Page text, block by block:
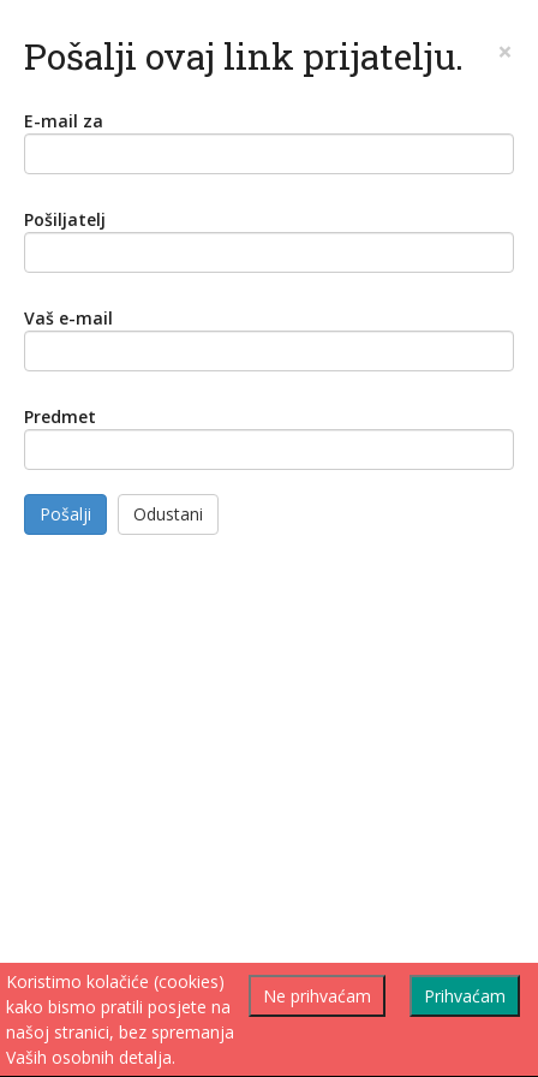
Pošalji ovaj link prijatelju. ×
E-mail za
Pošiljatelj
Vaš e-mail
Predmet
Pošalji Odustani
Prihvaćam
Ne prihvaćam
Koristimo kolačiće (cookies)
kako bismo pratili posjete na
našoj stranici, bez spremanja
Vaših osobnih detalja.